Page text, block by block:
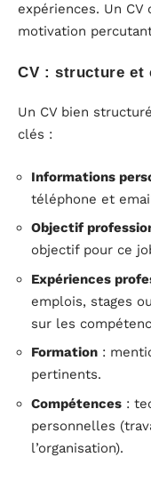
expériences. Un
motivation
CV : structure et
Un CV bien
clés :
Informations
téléphone et
Objectif
objectif pour ce
Expériences
emplois, stages
sur les
Formation :
pertinents.
Compétences :
personnelles
l’organisation).